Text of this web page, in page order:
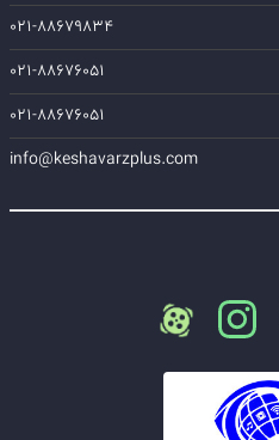
۰۲۱-۸۸۶۷۹۸۳۴
۰۲۱-۸۸۶۷۶۰۵۱
۰۲۱-۸۸۶۷۶۰۵۱
info@keshavarzplus.com